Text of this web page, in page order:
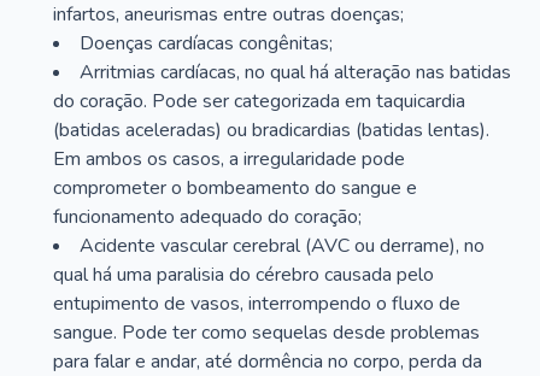
infartos, aneurismas entre outras doenças;
Doenças cardíacas congênitas;
Arritmias cardíacas, no qual há alteração nas batidas
do coração. Pode ser categorizada em taquicardia
(batidas aceleradas) ou bradicardias (batidas lentas).
Em ambos os casos, a irregularidade pode
comprometer o bombeamento do sangue e
funcionamento adequado do coração;
Acidente vascular cerebral (AVC ou derrame), no
qual há uma paralisia do cérebro causada pelo
entupimento de vasos, interrompendo o fluxo de
sangue. Pode ter como sequelas desde problemas
para falar e andar, até dormência no corpo, perda da